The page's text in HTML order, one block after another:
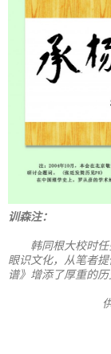
训森注：
韩同根大校时
眼识文化，从笔者
谱》增添了厚重的历